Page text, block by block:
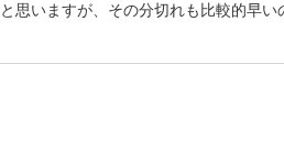
思いますが、その分切れも比較的早い